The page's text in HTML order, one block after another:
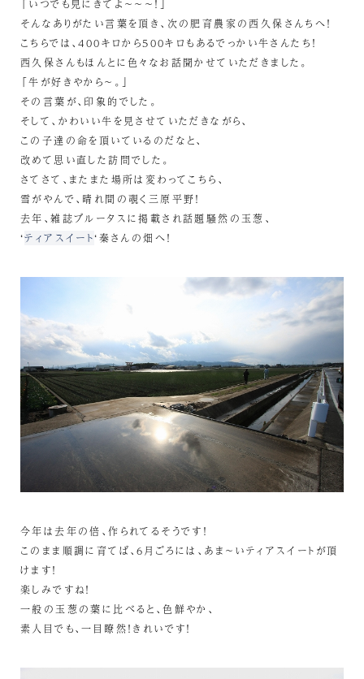
「いつでも見にきてよ～～～！」
そんなありがたい言葉を頂き、次の肥育農家の西久保さんちへ！
こちらでは、400キロから500キロもあるでっかい牛さんたち！
西久保さんもほんとに色々なお話聞かせていただきました。
「牛が好きやから～。」
その言葉が、印象的でした。
そして、かわいい牛を見させていただきながら、
この子達の命を頂いているのだなと、
改めて思い直した訪問でした。
さてさて、またまた場所は変わってこちら、
雪がやんで、晴れ間の覗く三原平野！
去年、雑誌ブルータスに掲載され話題騒然の玉葱、
‘ティアスイート‘秦さんの畑へ！
今年は去年の倍、作られてるそうです！
このまま順調に育てば、6月ごろには、あま～いティアスイートが頂
けます！
楽しみですね！
一般の玉葱の葉に比べると、色鮮やか、
素人目でも、一目瞭然！きれいです！